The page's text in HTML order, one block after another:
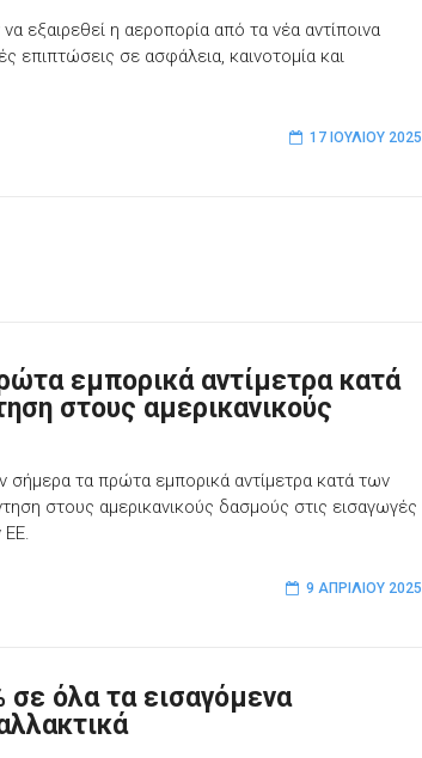
εξαιρεθεί η αεροπορία από τα νέα αντίποινα
επιπτώσεις σε ασφάλεια, καινοτομία και
17 ΙΟΥΛΊΟΥ 2025
εμπορικά αντίμετρα κατά
στους αμερικανικούς
σήμερα τα πρώτα εμπορικά αντίμετρα κατά των
στους αμερικανικούς δασμούς στις εισαγωγές
ΕΕ.
9 ΑΠΡΙΛΊΟΥ 2025
όλα τα εισαγόμενα